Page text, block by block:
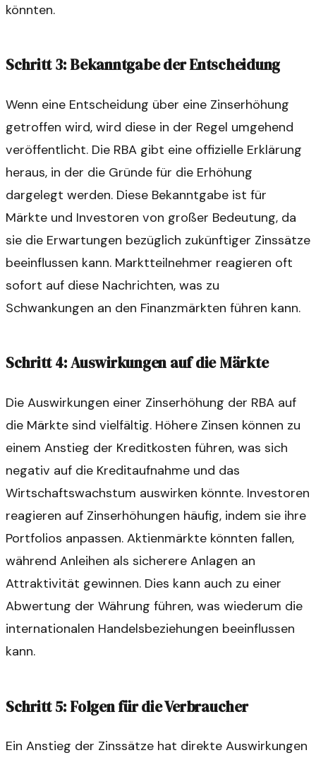
könnten.
Schritt 3: Bekanntgabe der Entscheidung
Wenn eine Entscheidung über eine Zinserhöhung
getroffen wird, wird diese in der Regel umgehend
veröffentlicht. Die RBA gibt eine offizielle Erklärung
heraus, in der die Gründe für die Erhöhung
dargelegt werden. Diese Bekanntgabe ist für
Märkte und Investoren von großer Bedeutung, da
sie die Erwartungen bezüglich zukünftiger Zinssätze
beeinflussen kann. Marktteilnehmer reagieren oft
sofort auf diese Nachrichten, was zu
Schwankungen an den Finanzmärkten führen kann.
Schritt 4: Auswirkungen auf die Märkte
Die Auswirkungen einer Zinserhöhung der RBA auf
die Märkte sind vielfältig. Höhere Zinsen können zu
einem Anstieg der Kreditkosten führen, was sich
negativ auf die Kreditaufnahme und das
Wirtschaftswachstum auswirken könnte. Investoren
reagieren auf Zinserhöhungen häufig, indem sie ihre
Portfolios anpassen. Aktienmärkte könnten fallen,
während Anleihen als sicherere Anlagen an
Attraktivität gewinnen. Dies kann auch zu einer
Abwertung der Währung führen, was wiederum die
internationalen Handelsbeziehungen beeinflussen
kann.
Schritt 5: Folgen für die Verbraucher
Ein Anstieg der Zinssätze hat direkte Auswirkungen